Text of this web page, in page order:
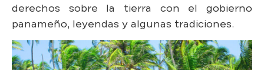
derechos sobre la tierra con el gobierno
panameño, leyendas y algunas tradiciones.